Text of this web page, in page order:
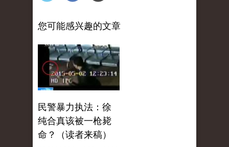
您可能感兴趣的文章
民警暴力执法：徐
纯合真该被一枪毙
命？（读者来稿）